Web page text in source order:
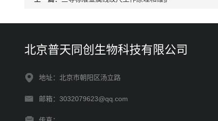
北京普天同创生物科技有限公司
地址：北京市朝阳区汤立路
邮箱：3032079623@qq.com